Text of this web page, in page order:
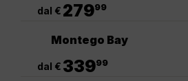
dal € 27999
Montego Bay
dal € 33999